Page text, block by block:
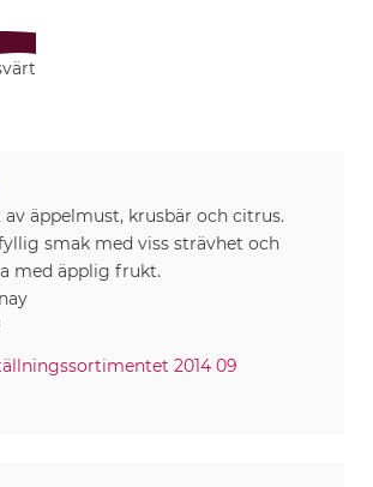
äppelmust, krusbär och citrus.
smak med viss strävhet och
med äpplig frukt.
2014 09